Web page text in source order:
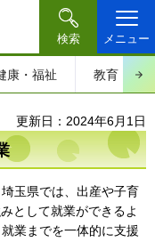
検索 メニュー
康・福祉 教育・文
更新日：2024年6月1日
玉県では、出産や子育
として就業ができるよ
業までを一体的に支援